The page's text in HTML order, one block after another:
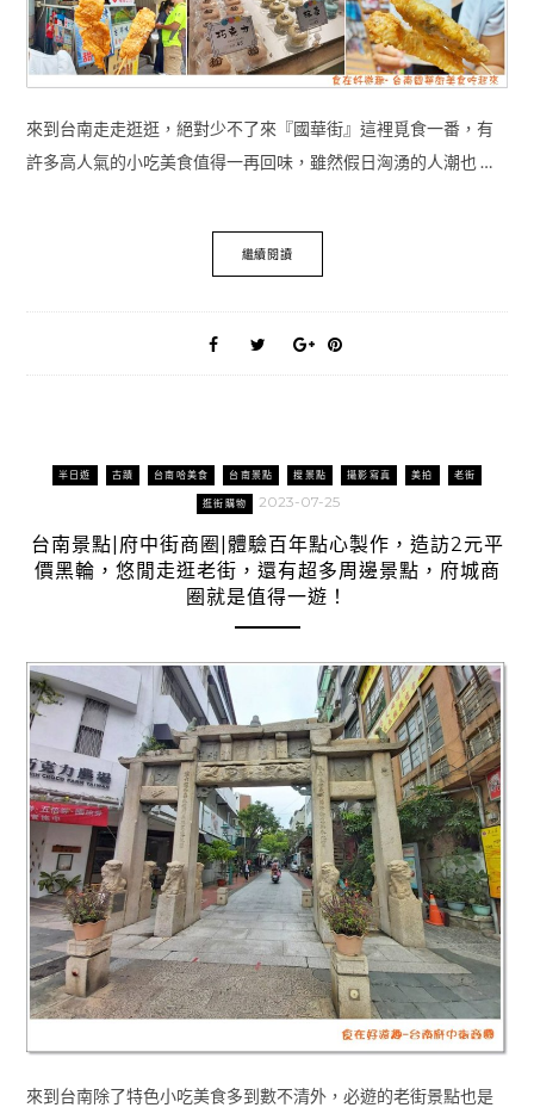
來到台南走走逛逛，絕對少不了來『國華街』這裡覓食一番，有
許多高人氣的小吃美食值得一再回味，雖然假日洶湧的人潮也 …
繼續閱讀
半日遊 古蹟 台南哈美食 台南景點 搜景點 攝影寫真 美拍 老街
逛街購物 2023-07-25
台南景點|府中街商圈|體驗百年點心製作，造訪2元平
價黑輪，悠閒走逛老街，還有超多周邊景點，府城商
圈就是值得一遊！
來到台南除了特色小吃美食多到數不清外，必遊的老街景點也是